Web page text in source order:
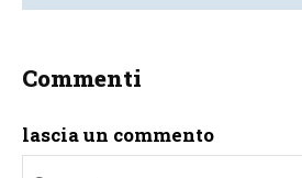
Commenti
lascia un commento